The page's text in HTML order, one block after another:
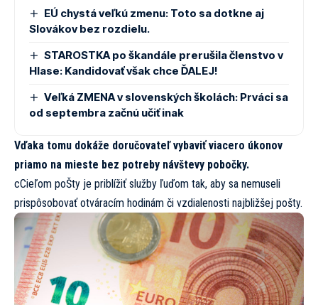
EÚ chystá veľkú zmenu: Toto sa dotkne aj
Slovákov bez rozdielu.
STAROSTKA po škandále prerušila členstvo v
Hlase: Kandidovať však chce ĎALEJ!
Veľká ZMENA v slovenských školách: Prváci sa
od septembra začnú učiť inak
Vďaka tomu dokáže doručovateľ vybaviť viacero úkonov
priamo na mieste bez potreby návštevy pobočky.
cCieľom poŠty je priblížiť služby ľuďom tak, aby sa nemuseli
prispôsobovať otváracím hodinám či vzdialenosti najbližšej pošty.